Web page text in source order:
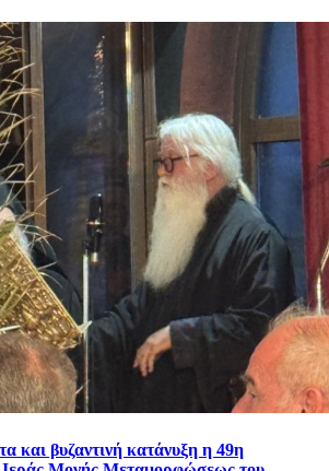
και βυζαντινή κατάνυξη η 49η